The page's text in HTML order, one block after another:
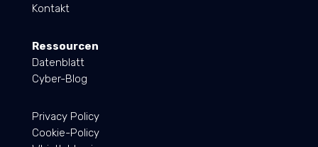
Kontakt
Ressourcen
Datenblatt
Cyber-Blog
Privacy Policy
Cookie-Policy